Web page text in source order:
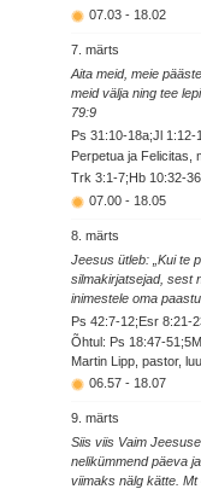
07.03 - 18.02
7. märts
Aita meid, meie
meid välja ning tee
79:9
Ps 31:10-18a;Jl
Perpetua ja Felicitas,
Trk 3:1-7;Hb 10:32-
07.00 - 18.05
8. märts
Jeesus ütleb: „Kui te
silmakirjatsejad, sest
inimestele oma
Ps 42:7-12;Esr 8:21-
Õhtul: Ps 18:47-
Martin Lipp, pastor,
06.57 - 18.07
9. märts
Siis viis Vaim
nelikümmend päeva
viimaks nälg kätte. Mt